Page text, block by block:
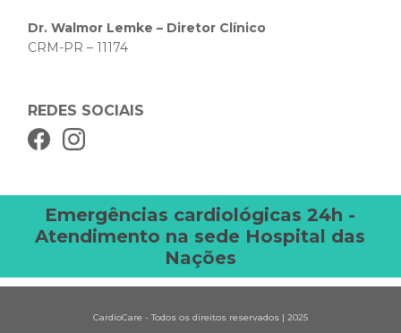
Dr. Walmor Lemke – Diretor Clínico
CRM-PR – 11174
REDES SOCIAIS
Emergências cardiológicas 24h -
Atendimento na sede Hospital das
Nações
CardioCare - Todos os direitos reservados | 2025